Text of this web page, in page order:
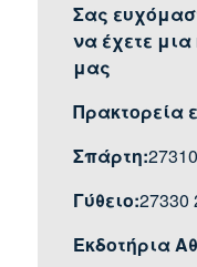
Σας
να έχετε
μας
Πρακτορεία
Σπάρτη:
Γύθειο:27330
Εκδοτήρια